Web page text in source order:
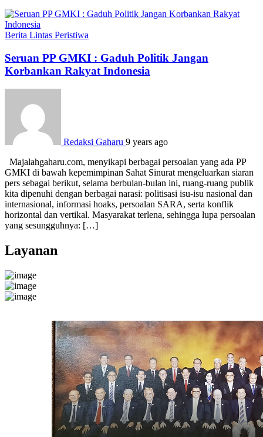
Berita Lintas Peristiwa
Seruan PP GMKI : Gaduh Politik Jangan
Korbankan Rakyat Indonesia
Redaksi Gaharu 9 years ago
Majalahgaharu.com, menyikapi berbagai persoalan yang ada PP
GMKI di bawah kepemimpinan Sahat Sinurat mengeluarkan siaran
pers sebagai berikut, selama berbulan-bulan ini, ruang-ruang publik
kita dipenuhi dengan berbagai narasi: politisasi isu-isu nasional dan
internasional, informasi hoaks, persoalan SARA, serta konflik
horizontal dan vertikal. Masyarakat terlena, sehingga lupa persoalan
yang sesungguhnya: […]
Layanan